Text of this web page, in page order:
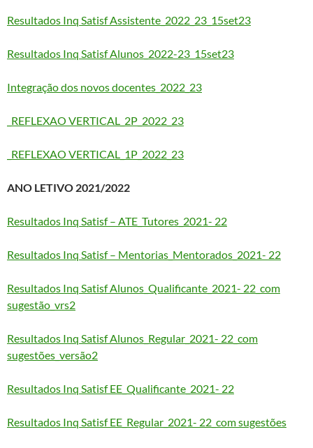
Resultados Inq Satisf Assistente_2022_23_15set23
Resultados Inq Satisf Alunos_2022-23_15set23
Integração dos novos docentes_2022_23
_REFLEXAO VERTICAL_2P_2022_23
_REFLEXAO VERTICAL_1P_2022_23
ANO LETIVO 2021/2022
Resultados Inq Satisf – ATE_Tutores_2021- 22
Resultados Inq Satisf – Mentorias_Mentorados_2021- 22
Resultados Inq Satisf Alunos_Qualificante_2021- 22_com
sugestão_vrs2
Resultados Inq Satisf Alunos_Regular_2021- 22_com
sugestões_versão2
Resultados Inq Satisf EE_Qualificante_2021- 22
Resultados Inq Satisf EE_Regular_2021- 22_com sugestões